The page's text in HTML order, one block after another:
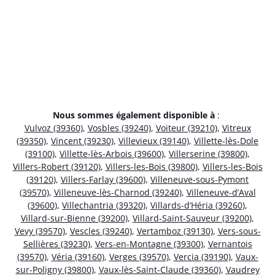
Nous sommes également disponible à :
Vulvoz (39360), Vosbles (39240), Voiteur (39210), Vitreux
(39350), Vincent (39230), Villevieux (39140), Villette-lès-Dole
(39100), Villette-lès-Arbois (39600), Villerserine (39800),
Villers-Robert (39120), Villers-les-Bois (39800), Villers-les-Bois
(39120), Villers-Farlay (39600), Villeneuve-sous-Pymont
(39570), Villeneuve-lès-Charnod (39240), Villeneuve-d’Aval
(39600), Villechantria (39320), Villards-d’Héria (39260),
Villard-sur-Bienne (39200), Villard-Saint-Sauveur (39200),
Vevy (39570), Vescles (39240), Vertamboz (39130), Vers-sous-
Sellières (39230), Vers-en-Montagne (39300), Vernantois
(39570), Véria (39160), Verges (39570), Vercia (39190), Vaux-
sur-Poligny (39800), Vaux-lès-Saint-Claude (39360), Vaudrey